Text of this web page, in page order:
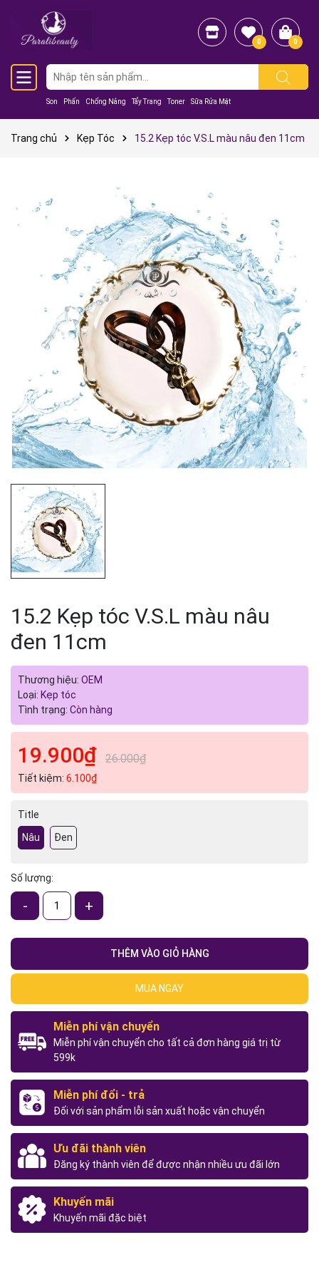
Son Phấn Chống Nắng Tẩy Trang Toner Sữa Rửa Mặt
0 0
Trang chủ Kẹp Tóc 15.2 Kẹp tóc V.S.L màu nâu đen 11cm
15.2 Kẹp tóc V.S.L màu nâu
đen 11cm
Thương hiệu: OEM
Loại: Kẹp tóc
Tình trạng: Còn hàng
19.900₫ 26.000₫
Tiết kiệm: 6.100₫
Title
Nâu
Đen
Số lượng:
- +
THÊM VÀO GIỎ HÀNG
MUA NGAY
Miễn phí vận chuyển
Miễn phí vận chuyển cho tất cả đơn hàng giá trị từ
599k
Miễn phí đổi - trả
Đối với sản phẩm lỗi sản xuất hoặc vận chuyển
Ưu đãi thành viên
Đăng ký thành viên để được nhận nhiều ưu đãi lớn
Khuyến mãi
Khuyến mãi đặc biệt
Mã giảm giá:
Ngày hết hạn:
Điều kiện: